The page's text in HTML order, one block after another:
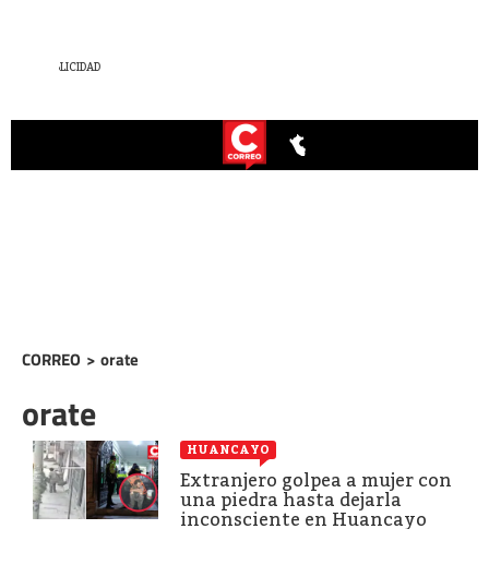
CORREO > orate
orate
HUANCAYO
Extranjero golpea a mujer con
una piedra hasta dejarla
inconsciente en Huancayo